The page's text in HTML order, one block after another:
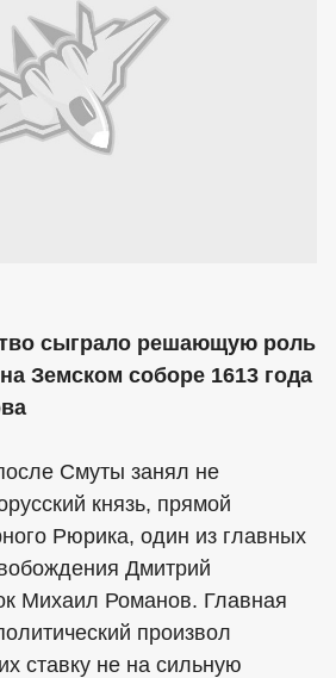
сыграло решающую роль
Земском соборе 1613 года
Смуты занял не
князь, прямой
Рюрика, один из главных
Дмитрий
Михаил Романов. Главная
произвол
ставку не на сильную